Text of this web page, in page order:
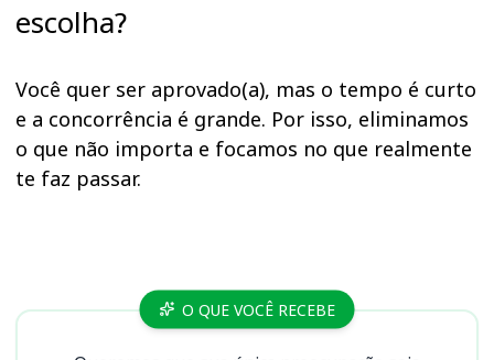
escolha?
Você quer ser aprovado(a), mas o tempo é curto
e a concorrência é grande. Por isso, eliminamos
o que não importa e focamos no que realmente
te faz passar.
Cursos O QUE VOCÊ RECEBE